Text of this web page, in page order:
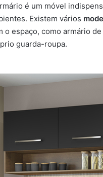
é um móvel
Existem vários
o espaço, como armário
guarda-roupa.